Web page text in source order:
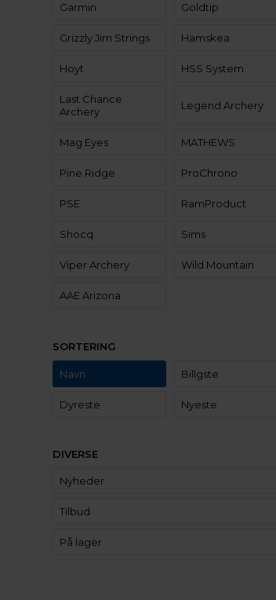
Garmin Goldtip
Grizzly Jim Strings Hamskea
Hoyt HSS System
Last Chance
Archery
Legend Archery
Mag Eyes MATHEWS
Pine Ridge ProChrono
PSE RamProduct
Shocq Sims
Viper Archery Wild Mountain
AAE Arizona
SORTERING
Navn Billgste
Dyreste Nyeste
DIVERSE
Nyheder
Tilbud
På lager